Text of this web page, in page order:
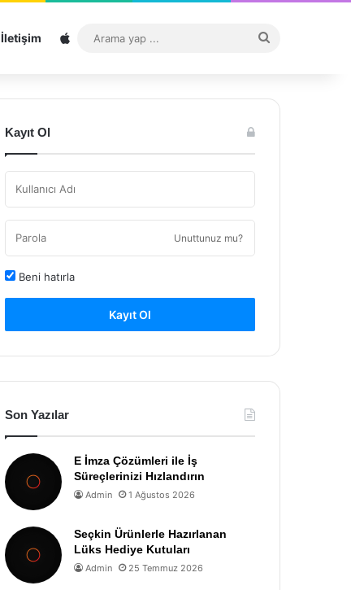
İletişim Sitemap
...
Kayıt Ol
Unuttunuz mu?
Beni hatırla
Kayıt Ol
Son Yazılar
E İmza Çözümleri ile İş
Süreçlerinizi Hızlandırın
Admin 1 Ağustos 2026
Seçkin Ürünlerle Hazırlanan
Lüks Hediye Kutuları
Admin 25 Temmuz 2026